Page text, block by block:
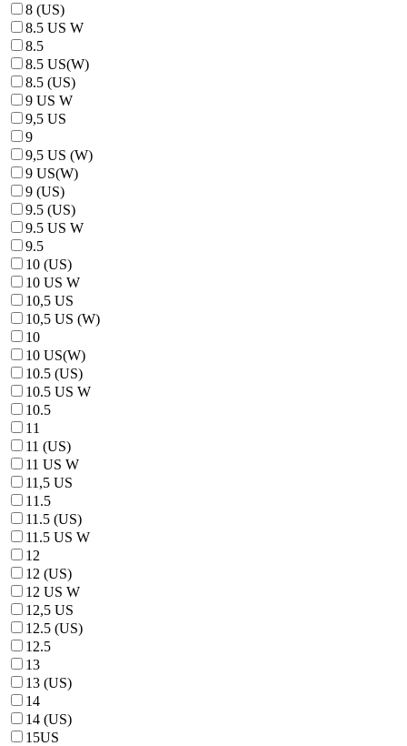
8 (US)
8.5 US W
8.5
8.5 US(W)
8.5 (US)
9 US W
9,5 US
9
9,5 US (W)
9 US(W)
9 (US)
9.5 (US)
9.5 US W
9.5
10 (US)
10 US W
10,5 US
10,5 US (W)
10
10 US(W)
10.5 (US)
10.5 US W
10.5
11
11 (US)
11 US W
11,5 US
11.5
11.5 (US)
11.5 US W
12
12 (US)
12 US W
12,5 US
12.5 (US)
12.5
13
13 (US)
14
14 (US)
15US